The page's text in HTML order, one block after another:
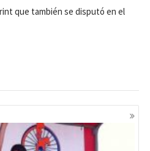
que también se disputó en el